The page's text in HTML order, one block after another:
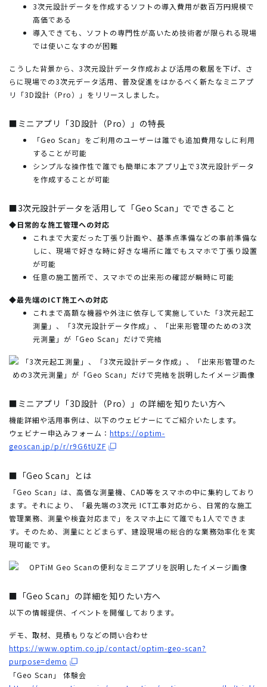
3次元設計データを作成するソフトの導入費用が数百万円規模で
高価である
導入できても、ソフトの専門性が高いため技術者が限られる現場
では使いこなすのが困難
こうした背景から、3次元設計データ作成および活用の敷居を下げ、さ
らに現場での3次元データ活用、普及促進をはかるべく新たなミニアプ
リ「3D設計（Pro）」をリリースしました。
■ミニアプリ「3D設計（Pro）」の特長
「Geo Scan」をご利用のユーザーは誰でも追加費用なしに利用
することが可能
シンプルな操作性で誰でも簡単に本アプリ上で3次元設計データ
を作成することが可能
■3次元設計データを活用して「Geo Scan」でできること
◆日常的な施工管理への対応
これまで大変だった丁張り計画や、基準点準備などの事前準備な
しに、現場で好きな時に好きな場所に誰でもスマホで丁張り設置
が可能
任意の施工箇所で、スマホでの出来形の確認が瞬時に可能
◆最先端のICT施工への対応
これまで高額な機器や外注に依存して実施していた「3次元起工
測量」、「3次元設計データ作成」、「出来形管理のための3次
元測量」が「Geo Scan」だけで完結
■ミニアプリ「3D設計（Pro）」の詳細を知りたい方へ
機能詳細や活用事例は、以下のウェビナーにてご紹介いたします。
ウェビナー申込みフォーム： https://optim-
geoscan.jp/p/r/r9G6tUZF
■「Geo Scan」とは
「Geo Scan」は、高価な測量機、CAD等をスマホの中に集約しており
ます。それにより、「最先端の3次元 ICT工事対応から、日常的な施工
管理業務、測量や検査対応まで」をスマホ上にて誰でも1人でできま
す。そのため、測量にとどまらず、建設現場の総合的な業務効率化を実
現可能です。
■「Geo Scan」の詳細を知りたい方へ
以下の情報提供、イベントを開催しております。
デモ、取材、見積もりなどの問い合わせ
https://www.optim.co.jp/contact/optim-geo-scan?
purpose=demo
「Geo Scan」 体験会